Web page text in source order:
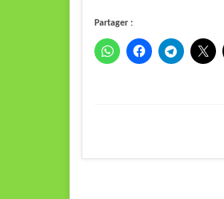
Partager :